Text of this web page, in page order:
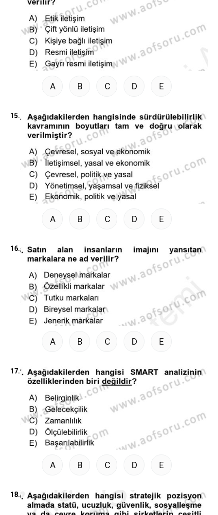
A B C D E
15.
A B C D E
16.
A B C D E
17.
A B C D E
18.